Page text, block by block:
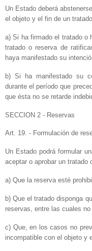
Un Estado deberá
el objeto y el fin de un
a) Si ha firmado el tratado o
tratado o reserva de
haya manifestado su
b) Si ha manifestado su
durante el período que
que ésta no se retarde
SECCION 2 - Reservas
Art. 19. - Formulación de
Un Estado podrá formular
aceptar o aprobar un tratado
a) Que la reserva esté
b) Que el tratado disponga
reservas, entre las cuales
c) Que, en los casos no
incompatible con el objeto y